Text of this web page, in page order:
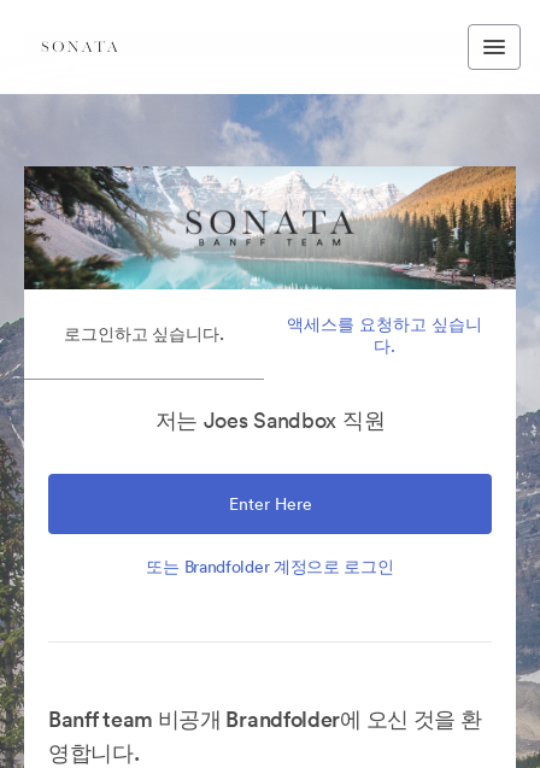
로그인하고 싶습니다.
액세스를 요청하고 싶습니
다.
저는 Joes Sandbox 직원
Enter Here
또는 Brandfolder 계정으로 로그인
Banff team 비공개 Brandfolder에 오신 것을 환
영합니다.